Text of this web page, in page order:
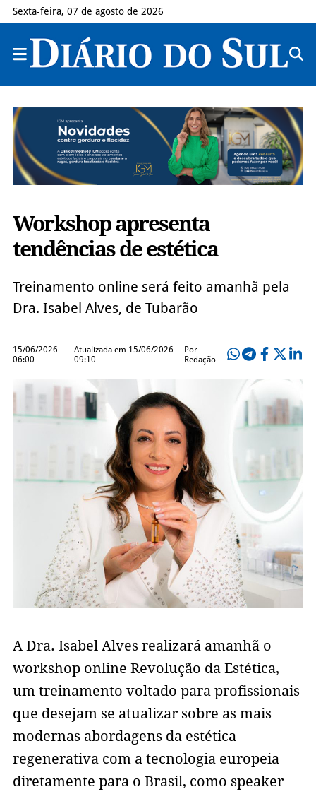
Sexta-feira, 07 de agosto de 2026
Workshop apresenta
tendências de estética
Treinamento online será feito amanhã pela
Dra. Isabel Alves, de Tubarão
15/06/2026
06:00
Atualizada em 15/06/2026
09:10
Por
Redação
A Dra. Isabel Alves realizará amanhã o
workshop online Revolução da Estética,
um treinamento voltado para profissionais
que desejam se atualizar sobre as mais
modernas abordagens da estética
regenerativa com a tecnologia europeia
diretamente para o Brasil, como speaker